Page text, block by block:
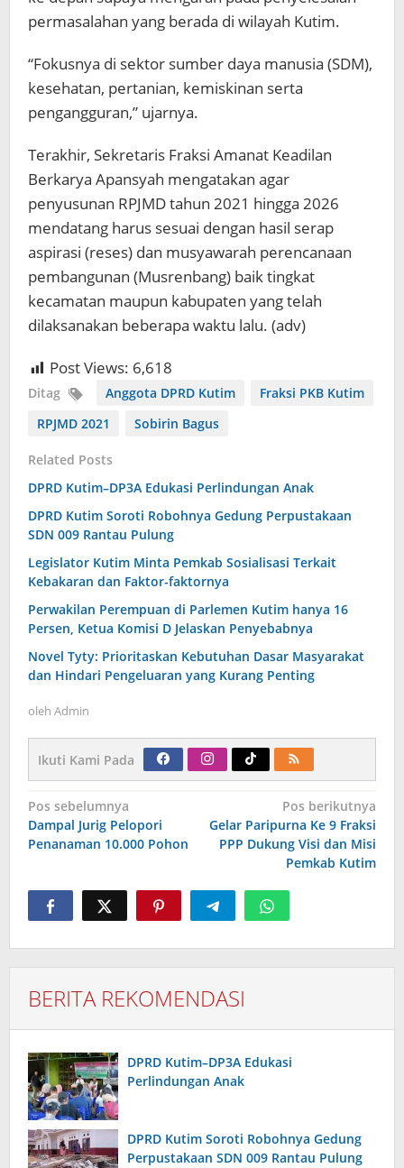
permasalahan yang berada di wilayah Kutim.
“Fokusnya di sektor sumber daya manusia (SDM),
kesehatan, pertanian, kemiskinan serta
pengangguran,” ujarnya.
Terakhir, Sekretaris Fraksi Amanat Keadilan
Berkarya Apansyah mengatakan agar
penyusunan RPJMD tahun 2021 hingga 2026
mendatang harus sesuai dengan hasil serap
aspirasi (reses) dan musyawarah perencanaan
pembangunan (Musrenbang) baik tingkat
kecamatan maupun kabupaten yang telah
dilaksanakan beberapa waktu lalu. (adv)
Post Views: 6,618
Ditag Anggota DPRD Kutim
Fraksi PKB Kutim
RPJMD 2021
Sobirin Bagus
Related Posts
DPRD Kutim–DP3A Edukasi Perlindungan Anak
DPRD Kutim Soroti Robohnya Gedung Perpustakaan
SDN 009 Rantau Pulung
Legislator Kutim Minta Pemkab Sosialisasi Terkait
Kebakaran dan Faktor-faktornya
Perwakilan Perempuan di Parlemen Kutim hanya 16
Persen, Ketua Komisi D Jelaskan Penyebabnya
Novel Tyty: Prioritaskan Kebutuhan Dasar Masyarakat
dan Hindari Pengeluaran yang Kurang Penting
oleh Admin
Ikuti Kami Pada
Navigasi
pos
Pos sebelumnya
Dampal Jurig Pelopori
Penanaman 10.000 Pohon
Pos berikutnya
Gelar Paripurna Ke 9 Fraksi
PPP Dukung Visi dan Misi
Pemkab Kutim
BERITA REKOMENDASI
DPRD Kutim–DP3A Edukasi
Perlindungan Anak
DPRD Kutim Soroti Robohnya Gedung
Perpustakaan SDN 009 Rantau Pulung